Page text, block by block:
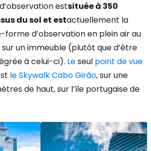
estsituée à 350
du sol et estactuellement la
d’observation en plein air au
un immeuble (plutôt que d’être
à celui-ci). Leseul point de vue
le Skywalk Cabo Girão, sur une
de haut, sur l’île portugaise de